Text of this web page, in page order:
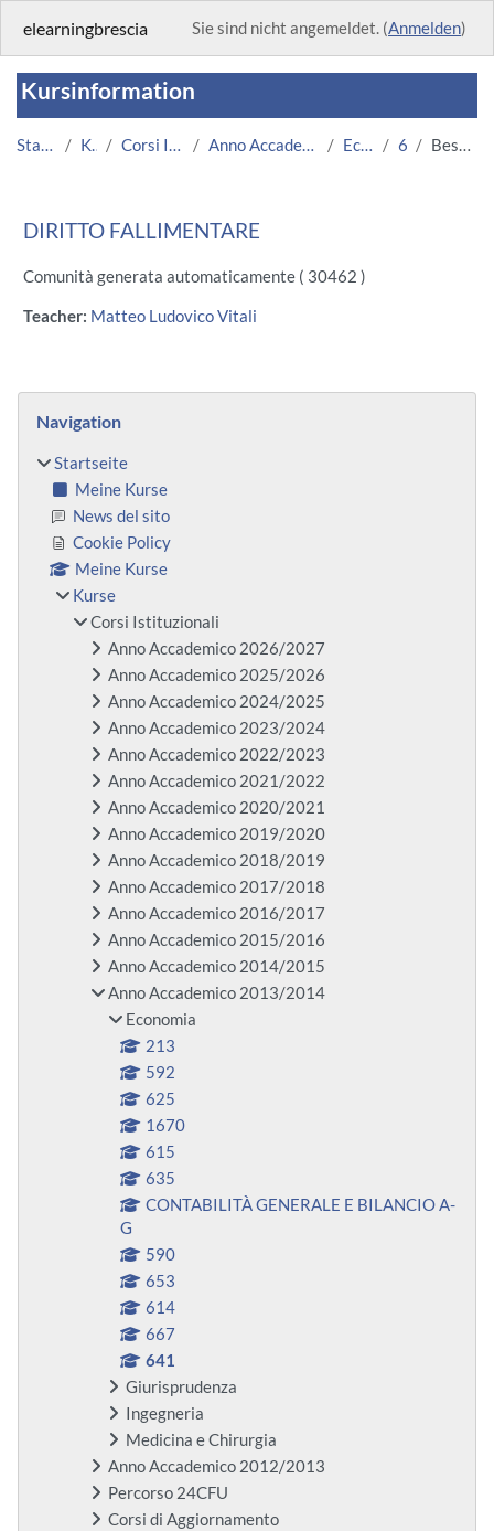
elearningbrescia Sie sind nicht angemeldet. (Anmelden)
Kursinformation
Startseite Kurse Corsi Istituzionali Anno Accademico 2013/2014 Economia 641 Beschreibung
DIRITTO FALLIMENTARE
Comunità generata automaticamente ( 30462 )
Teacher: Matteo Ludovico Vitali
Blöcke
Navigation
Startseite
Meine Kurse
News del sito
Cookie Policy
Meine Kurse
Kurse
Corsi Istituzionali
Anno Accademico 2026/2027
Anno Accademico 2025/2026
Anno Accademico 2024/2025
Anno Accademico 2023/2024
Anno Accademico 2022/2023
Anno Accademico 2021/2022
Anno Accademico 2020/2021
Anno Accademico 2019/2020
Anno Accademico 2018/2019
Anno Accademico 2017/2018
Anno Accademico 2016/2017
Anno Accademico 2015/2016
Anno Accademico 2014/2015
Anno Accademico 2013/2014
Economia
213
592
625
1670
615
635
CONTABILITÀ GENERALE E BILANCIO A-
G
590
653
614
667
641
Giurisprudenza
Ingegneria
Medicina e Chirurgia
Anno Accademico 2012/2013
Percorso 24CFU
Corsi di Aggiornamento